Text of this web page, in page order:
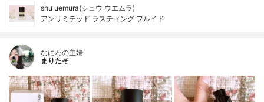
shu uemura(シュウ ウエムラ)
アンリミテッド ラスティング フルイド
なにわの主婦
まりたそ